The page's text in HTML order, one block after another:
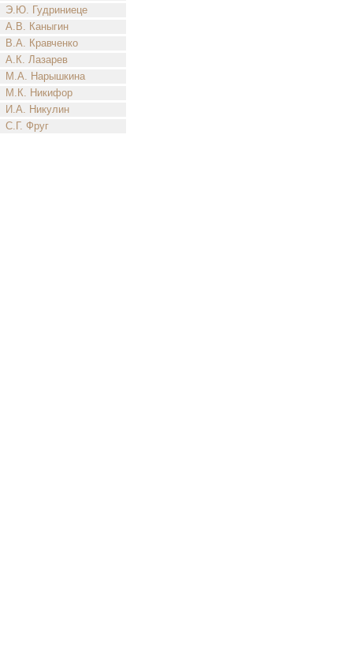
Э.Ю. Гудриниеце
А.В. Каныгин
В.А. Кравченко
А.К. Лазарев
М.А. Нарышкина
М.К. Никифор
И.А. Никулин
С.Г. Фруг